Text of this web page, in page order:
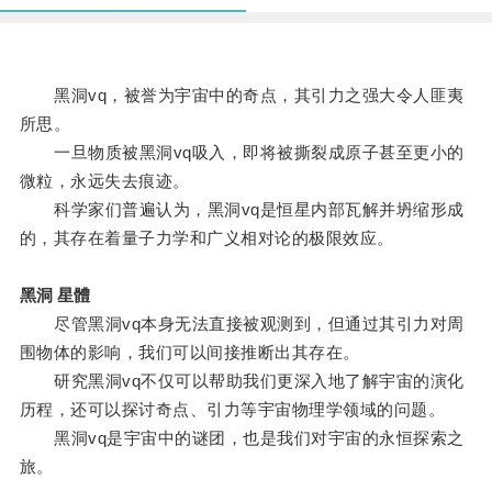
黑洞vq，被誉为宇宙中的奇点，其引力之强大令人匪夷
所思。
一旦物质被黑洞vq吸入，即将被撕裂成原子甚至更小的
微粒，永远失去痕迹。
科学家们普遍认为，黑洞vq是恒星内部瓦解并坍缩形成
的，其存在着量子力学和广义相对论的极限效应。
黑洞 星體
尽管黑洞vq本身无法直接被观测到，但通过其引力对周
围物体的影响，我们可以间接推断出其存在。
研究黑洞vq不仅可以帮助我们更深入地了解宇宙的演化
历程，还可以探讨奇点、引力等宇宙物理学领域的问题。
黑洞vq是宇宙中的谜团，也是我们对宇宙的永恒探索之
旅。